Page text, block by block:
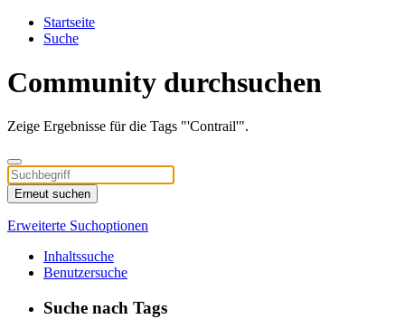
Startseite
Suche
Community durchsuchen
Zeige Ergebnisse für die Tags "'Contrail'".
Erneut suchen
Erweiterte Suchoptionen
Inhaltssuche
Benutzersuche
Suche nach Tags